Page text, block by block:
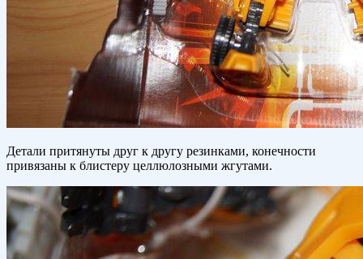
Детали притянуты друг к другу резинками, конечности
привязаны к блистеру целлюлозными жгутами.